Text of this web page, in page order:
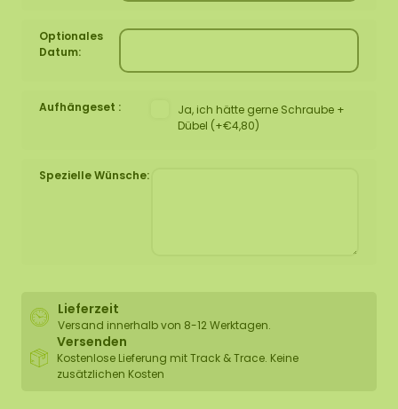
Optionales
Datum:
Aufhängeset :
Ja, ich hätte gerne Schraube +
Dübel (+€4,80)
Spezielle Wünsche:
Lieferzeit
Versand innerhalb von 8-12 Werktagen.
Versenden
Kostenlose Lieferung mit Track & Trace. Keine
zusätzlichen Kosten